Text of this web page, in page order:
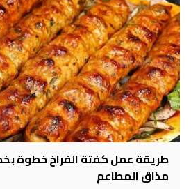
طريقة عمل كفتة الفراخ خطوة
مذاق المطاعم